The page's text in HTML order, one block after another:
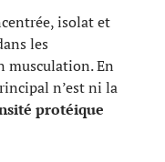
isolat et
les
musculation. En
n’est ni la
protéique